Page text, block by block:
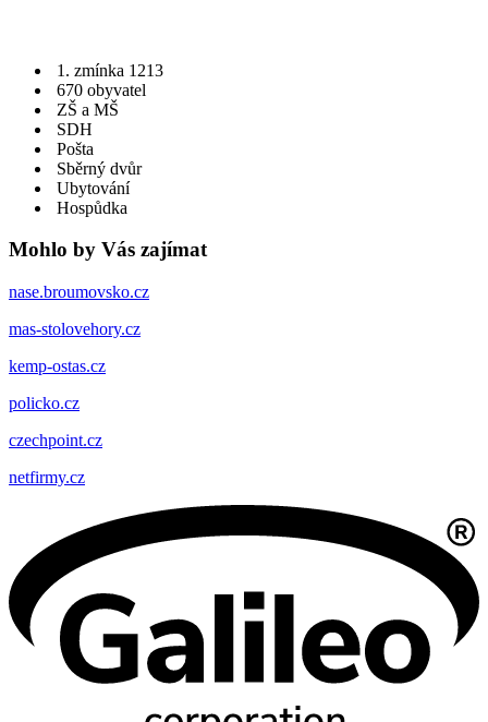
1. zmínka 1213
670 obyvatel
ZŠ a MŠ
SDH
Pošta
Sběrný dvůr
Ubytování
Hospůdka
Mohlo by Vás zajímat
nase.broumovsko.cz
mas-stolovehory.cz
kemp-ostas.cz
policko.cz
czechpoint.cz
netfirmy.cz